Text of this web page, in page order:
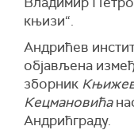
књизи“.
Андрићев
објављена
зборник
Кецмановића
Андрићграду.